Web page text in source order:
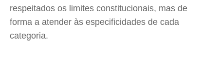
respeitados os limites constitucionais, mas de
forma a atender às especificidades de cada
categoria.